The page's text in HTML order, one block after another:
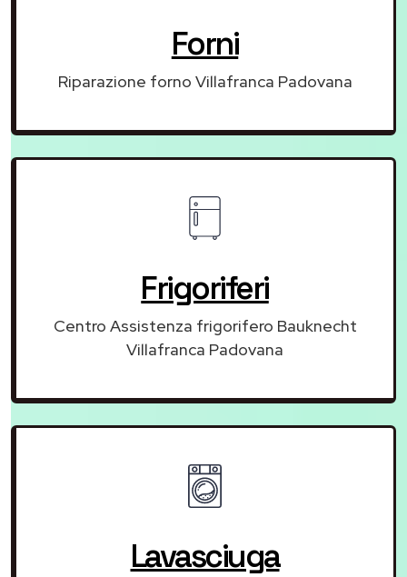
Forni
Riparazione forno Villafranca Padovana
Frigoriferi
Centro Assistenza frigorifero Bauknecht
Villafranca Padovana
Lavasciuga